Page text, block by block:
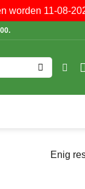
worden 11-08-
Enig